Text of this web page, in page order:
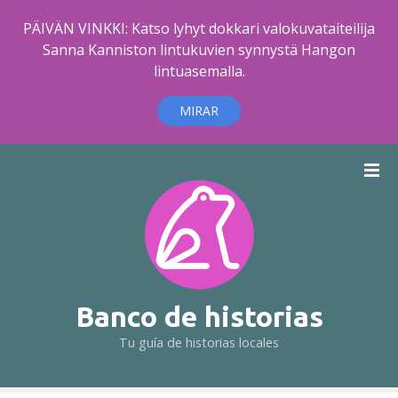
PÄIVÄN VINKKI: Katso lyhyt dokkari valokuvataiteilija
Sanna Kanniston lintukuvien synnystä Hangon
lintuasemalla.
MIRAR
t
Banco de historias
Tu guía de historias locales